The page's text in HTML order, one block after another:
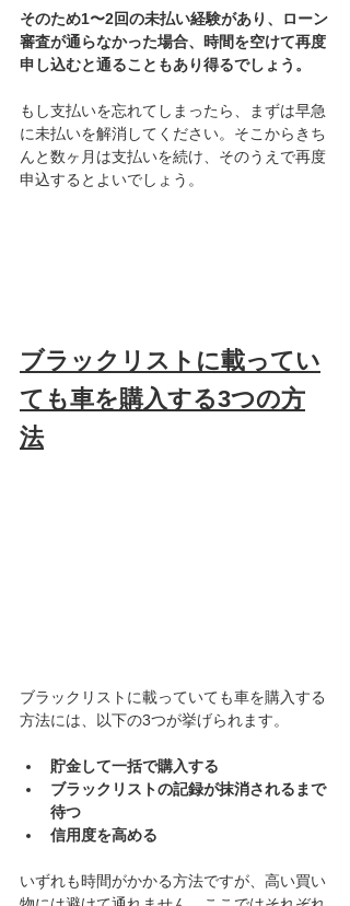
そのため1〜2回の未払い経験があり、ローン
審査が通らなかった場合、時間を空けて再度
申し込むと通ることもあり得るでしょう。
もし支払いを忘れてしまったら、まずは早急
に未払いを解消してください。そこからきち
んと数ヶ月は支払いを続け、そのうえで再度
申込するとよいでしょう。
ブラックリストに載ってい
ても車を購入する3つの方
法
ブラックリストに載っていても車を購入する
貯金して一括で購入する
ブラックリストの記録が抹消されるまで
待つ
信用度を高める
いずれも時間がかかる方法ですが、高い買い